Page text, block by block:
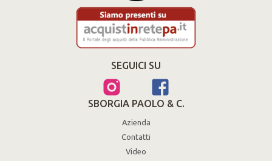
SEGUICI SU
SBORGIA PAOLO & C.
Azienda
Contatti
Video